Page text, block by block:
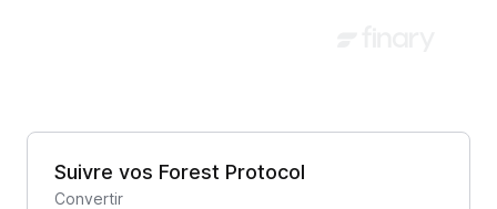
Suivre vos Forest Protocol
Convertir